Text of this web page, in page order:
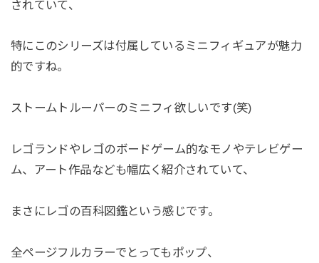
されていて、
特にこのシリーズは付属しているミニフィギュアが魅力
的ですね。
ストームトルーパーのミニフィ欲しいです(笑)
レゴランドやレゴのボードゲーム的なモノやテレビゲー
ム、アート作品なども幅広く紹介されていて、
まさにレゴの百科図鑑という感じです。
全ページフルカラーでとってもポップ、